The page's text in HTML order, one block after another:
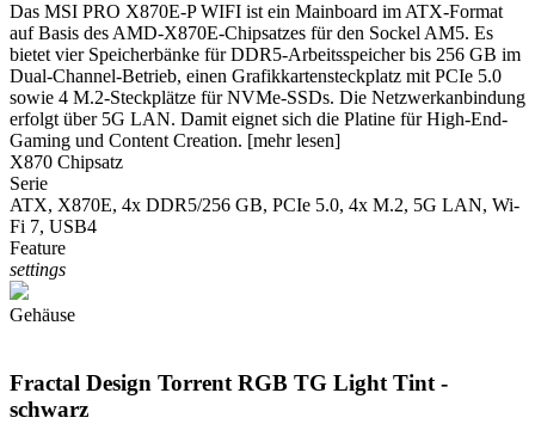
Das MSI PRO X870E-P WIFI ist ein Mainboard im ATX-Format
auf Basis des AMD-X870E-Chipsatzes für den Sockel AM5. Es
bietet vier Speicherbänke für DDR5-Arbeitsspeicher bis 256 GB im
Dual-Channel-Betrieb, einen Grafikkartensteckplatz mit PCIe 5.0
sowie 4 M.2-Steckplätze für NVMe-SSDs. Die Netzwerkanbindung
erfolgt über 5G LAN. Damit eignet sich die Platine für High-End-
Gaming und Content Creation. [mehr lesen]
X870 Chipsatz
Serie
ATX, X870E, 4x DDR5/256 GB, PCIe 5.0, 4x M.2, 5G LAN, Wi-
Fi 7, USB4
Feature
settings
Gehäuse
Fractal Design Torrent RGB TG Light Tint -
schwarz